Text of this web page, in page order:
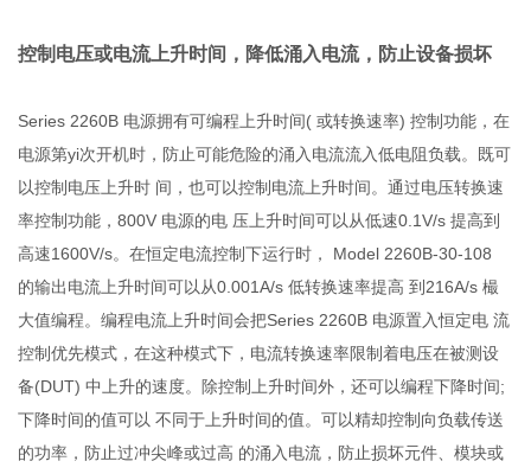
控制电压或电流上升时间，降低涌入电流，防止设备损坏
Series 2260B 电源拥有可编程上升时间( 或转换速率) 控制功能，在
电源第yi次开机时，防止可能危险的涌入电流流入低电阻负载。既可
以控制电压上升时 间，也可以控制电流上升时间。通过电压转换速
率控制功能，800V 电源的电 压上升时间可以从低速0.1V/s 提高到
高速1600V/s。在恒定电流控制下运行时， Model 2260B-30-108
的输出电流上升时间可以从0.001A/s 低转换速率提高 到216A/s 樶
大值编程。编程电流上升时间会把Series 2260B 电源置入恒定电 流
控制优先模式，在这种模式下，电流转换速率限制着电压在被测设
备(DUT) 中上升的速度。除控制上升时间外，还可以编程下降时间;
下降时间的值可以 不同于上升时间的值。可以精却控制向负载传送
的功率，防止过冲尖峰或过高 的涌入电流，防止损坏元件、模块或